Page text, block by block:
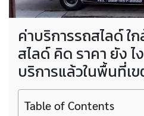
ค่าบริการรถสไลด์ ใ
สไลด์ คิด ราคา ยัง
บริการแล้วในพื้นที่เ
Table of Contents